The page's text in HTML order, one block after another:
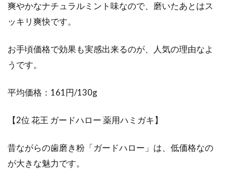
100均で販売されている「使い捨ての歯ブラ
除くための改善方法は？
舌を見れば自分の体の異変にすぐ気づくことが
と比べて舌が...
爽やかなナチュラルミント味なので、磨いたあとはス
ッキリ爽快です。
お手頃価格で効果も実感出来るのが、人気の理由なよ
うです。
平均価格：161円/130g
【2位 花王 ガードハロー 薬用ハミガキ】
昔ながらの歯磨き粉「ガードハロー」は、低価格なの
が大きな魅力です。